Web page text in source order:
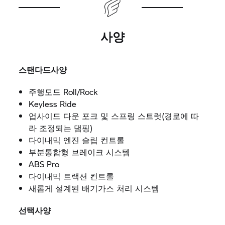
사양
스탠다드사양
주행모드 Roll/Rock
Keyless Ride
업사이드 다운 포크 및 스프링 스트럿(경로에 따
라 조정되는 댐핑)
다이내믹 엔진 슬립 컨트롤
부분통합형 브레이크 시스템
ABS Pro
다이내믹 트랙션 컨트롤
새롭게 설계된 배기가스 처리 시스템
선택사양